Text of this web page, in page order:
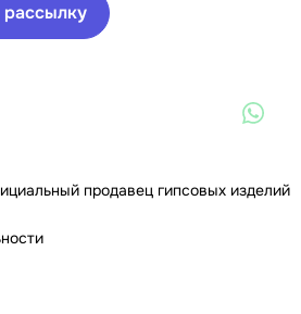
рассылку
продавец гипсовых изделий